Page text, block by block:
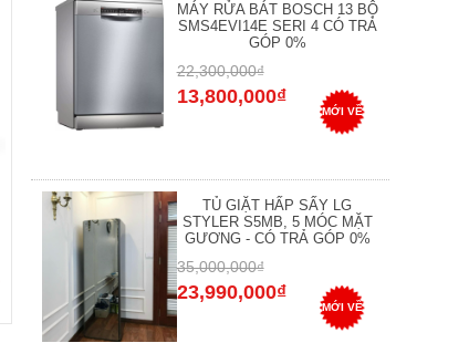
MÁY RỬA BÁT BOSCH 13 BỘ
SMS4EVI14E SERI 4 CÓ TRẢ
GÓP 0%
22,300,000₫
13,800,000₫
MỚI VỀ
TỦ GIẶT HẤP SẤY LG
STYLER S5MB, 5 MÓC MẶT
GƯƠNG - CÓ TRẢ GÓP 0%
35,000,000₫
23,990,000₫
MỚI VỀ